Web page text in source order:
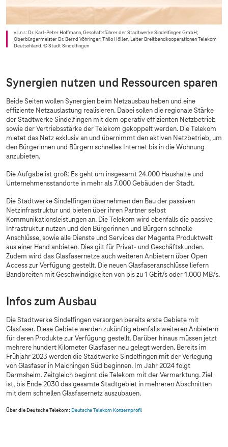
v.l.n.r.: Dr. Karl-Peter Hoffmann, Geschäftsführer der Stadtwerke Sindelfingen GmbH;
Oberbürgermeister Dr. Bernd Vöhringer; Thilo Höllen, Leiter Breitbandkooperationen Telekom
Deutschland.© Stadt Sindelfingen
Synergien nutzen und Ressourcen sparen
Beide Seiten wollen Synergien beim Netzausbau heben und eine
effiziente Netzauslastung realisieren. Dabei sollen die regionale Stärke
der Stadtwerke Sindelfingen mit dem operativ effizienten Netzbetrieb
sowie der Vertriebsstärke der Telekom gekoppelt werden. Die Telekom
mietet das Netz exklusiv an und übernimmt den aktiven Netzbetrieb, um
den Bürgerinnen und Bürgern schnelles Internet bis in die Wohnung
anzubieten.
Die Aufgabe ist groß: Es geht um insgesamt 24.000 Haushalte und
Unternehmensstandorte in mehr als 7.000 Gebäuden der Stadt.
Die Stadtwerke Sindelfingen übernehmen den Bau der passiven
Netzinfrastruktur und bieten über ihren Partner selbst
Kommunikationsleistungen an. Die Telekom wird ebenfalls die passive
Infrastruktur nutzen und den Bürgerinnen und Bürgern schnelle
Anschlüsse, sowie alle Dienste und Services der Magenta Produktwelt
aus einer Hand anbieten. Dies gilt für Privat- und Geschäftskunden.
Zudem wird das Glasfasernetze auch weiteren Anbietern über Open
Access zur Verfügung gestellt. Die neuen Glasfaseranschlüsse liefern
Bandbreiten mit Geschwindigkeiten von bis zu 1 Gbit/s oder 1.000 MB/s.
Infos zum Ausbau
Die Stadtwerke Sindelfingen versorgen bereits erste Gebiete mit
Glasfaser. Diese Gebiete werden zukünftig ebenfalls weiteren Anbietern
für deren Produkte zur Verfügung gestellt. Darüber hinaus müssen jetzt
mehrere hundert Kilometer Glasfaser neu gelegt werden. Bereits im
Frühjahr 2023 werden die Stadtwerke Sindelfingen mit der Verlegung
von Glasfaser in Maichingen Süd beginnen. Im Jahr 2024 folgt
Darmsheim. Zeitgleich beginnt die Telekom mit der Vermarktung. Ziel
ist, bis Ende 2030 das gesamte Stadtgebiet in mehreren Abschnitten
mit dem schnellen Glasfasernetz auszubauen.
Über die Deutsche Telekom: Deutsche Telekom Konzernprofil